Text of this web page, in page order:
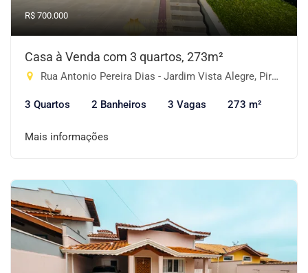
R$ 700.000
Casa à Venda com 3 quartos, 273m²
Rua Antonio Pereira Dias - Jardim Vista Alegre, Piracaia-SP
3 Quartos 2 Banheiros 3 Vagas 273 m²
Mais informações